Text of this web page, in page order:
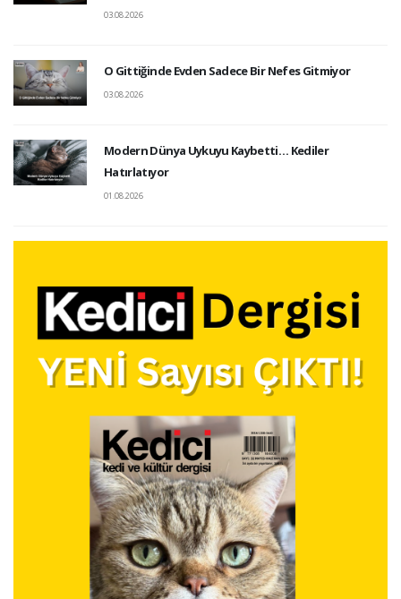
03.08.2026
O Gittiğinde Evden Sadece Bir Nefes Gitmiyor
03.08.2026
Modern Dünya Uykuyu Kaybetti… Kediler
Hatırlatıyor
01.08.2026